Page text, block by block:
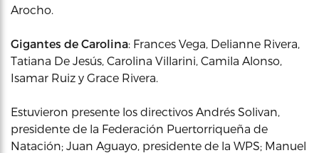
Arocho.
Gigantes de Carolina: Frances Vega, Delianne Rivera,
Tatiana De Jesús, Carolina Villarini, Camila Alonso,
Isamar Ruiz y Grace Rivera.
Estuvieron presente los directivos Andrés Solivan,
presidente de la Federación Puertorriqueña de
Natación; Juan Aguayo, presidente de la WPS; Manuel